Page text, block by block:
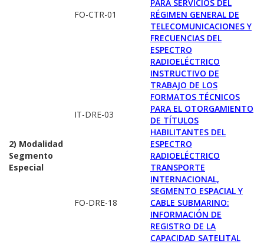
FO-CTR-01
PARA SERVICIOS DEL
RÉGIMEN GENERAL DE
TELECOMUNICACIONES Y
FRECUENCIAS DEL
ESPECTRO
RADIOELÉCTRICO
2) Modalidad
Segmento
Especial
IT-DRE-03
INSTRUCTIVO DE
TRABAJO DE LOS
FORMATOS TÉCNICOS
PARA EL OTORGAMIENTO
DE TÍTULOS
HABILITANTES DEL
ESPECTRO
RADIOELÉCTRICO
FO-DRE-18
TRANSPORTE
INTERNACIONAL,
SEGMENTO ESPACIAL Y
CABLE SUBMARINO:
INFORMACIÓN DE
REGISTRO DE LA
CAPACIDAD SATELITAL